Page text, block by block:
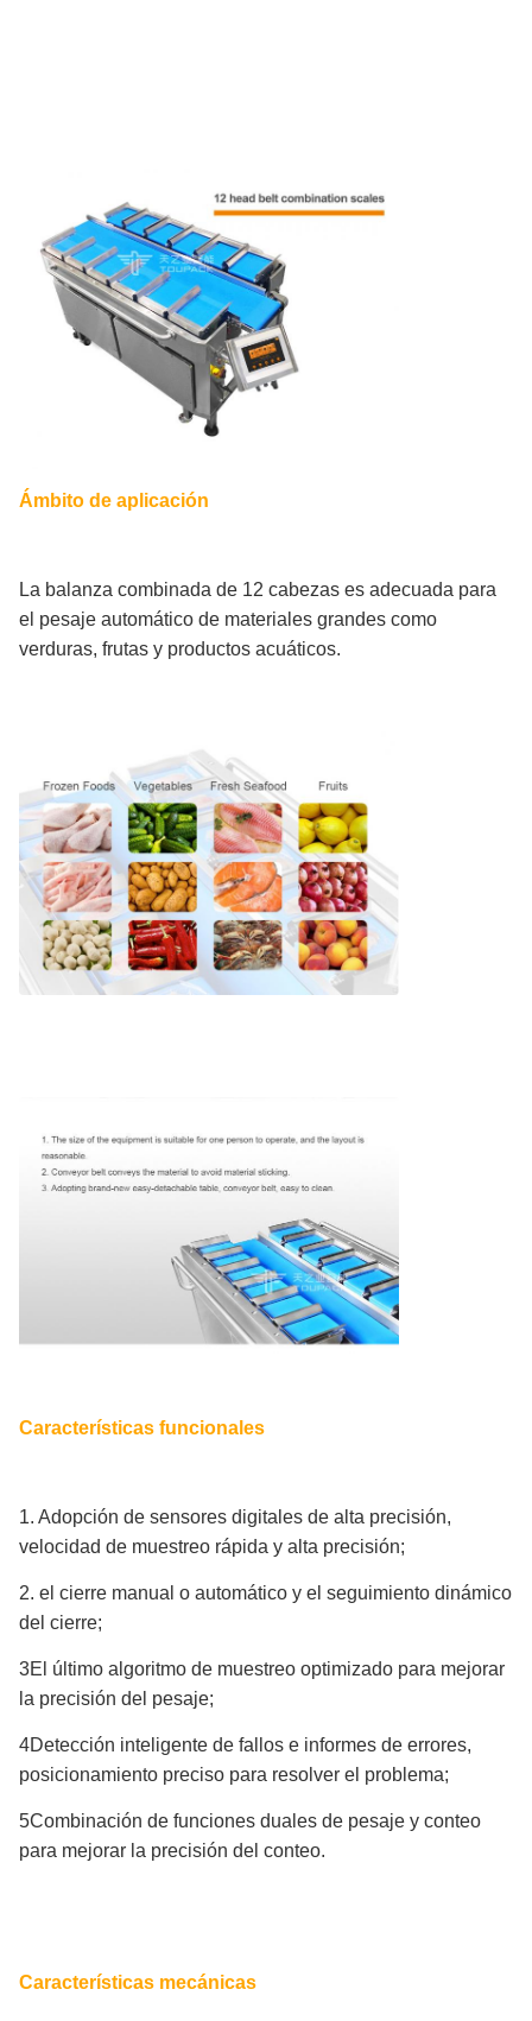
Ámbito de aplicación
La balanza combinada de 12 cabezas es adecuada para
el pesaje automático de materiales grandes como
verduras, frutas y productos acuáticos.
Características funcionales
1. Adopción de sensores digitales de alta precisión,
velocidad de muestreo rápida y alta precisión;
2. el cierre manual o automático y el seguimiento dinámico
del cierre;
3El último algoritmo de muestreo optimizado para mejorar
la precisión del pesaje;
4Detección inteligente de fallos e informes de errores,
posicionamiento preciso para resolver el problema;
5Combinación de funciones duales de pesaje y conteo
para mejorar la precisión del conteo.
Características mecánicas